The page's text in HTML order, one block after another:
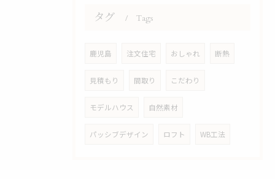
タグ Tags
鹿児島 注文住宅 おしゃれ 断熱
見積もり 間取り こだわり
モデルハウス 自然素材
パッシブデザイン ロフト WB工法